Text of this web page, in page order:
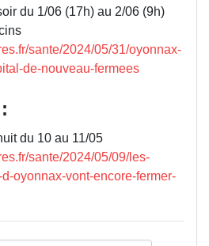
du 1/06 (17h) au 2/06 (9h)
sante/2024/05/31/oyonnax-
de-nouveau-fermees
du 10 au 11/05
sante/2024/05/09/les-
oyonnax-vont-encore-fermer-